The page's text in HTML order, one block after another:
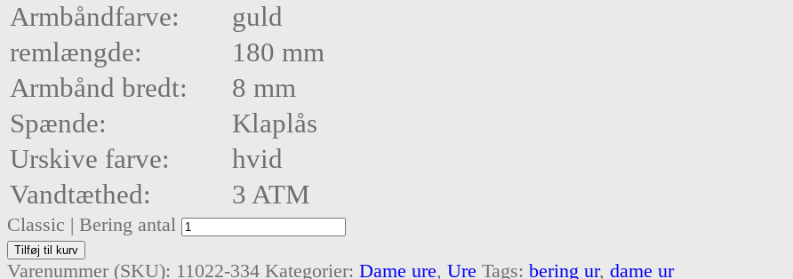
Armbåndfarve:
guld
remlængde:
180 mm
Armbånd bredt:
8 mm
Spænde:
Klaplås
Urskive farve:
hvid
Vandtæthed:
3 ATM
Classic | Bering antal
Tilføj til kurv
Varenummer (SKU): 11022-334 Kategorier: Dame ure, Ure Tags: bering ur, dame ur